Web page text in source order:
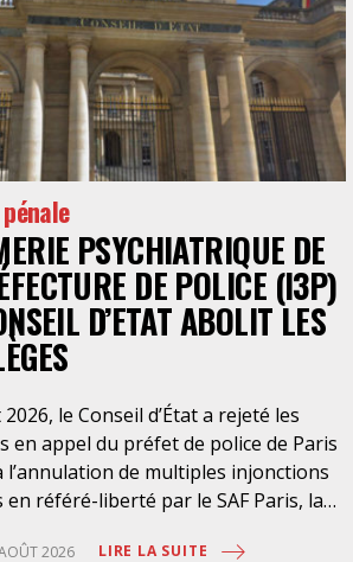
PSYCHIATRIQUE DE
DE POLICE (I3P)
D’ETAT ABOLIT LES
le Conseil d’État a rejeté les
en appel du préfet de police de Paris
l’annulation de multiples injonctions
référé-liberté par le SAF Paris, la
2026 LIRE LA SUITE